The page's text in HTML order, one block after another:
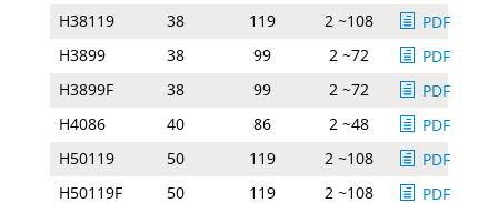
H38119
38 119 2 ~108
PDF
H3899
38 99 2 ~72
PDF
H3899F
38 99 2 ~72
PDF
H4086
40 86 2 ~48
PDF
H50119
50 119 2 ~108
PDF
H50119F
50 119 2 ~108
PDF